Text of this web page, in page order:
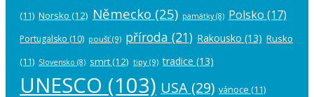
(11) Norsko (12) Německo (25) památky(8) Polsko (17)
Portugalsko (10) poušť(9) příroda (21) Rakousko (13) Rusko
(11) Slovensko (8) smrt(12) tipy (9) tradice (13)
UNESCO (103) USA (29) vánoce (11)